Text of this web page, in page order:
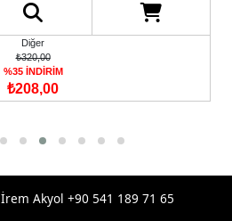
Diğer
₺320,00
%35 İNDİRİM
₺208,00
İrem Akyol +90 541 189 71 65